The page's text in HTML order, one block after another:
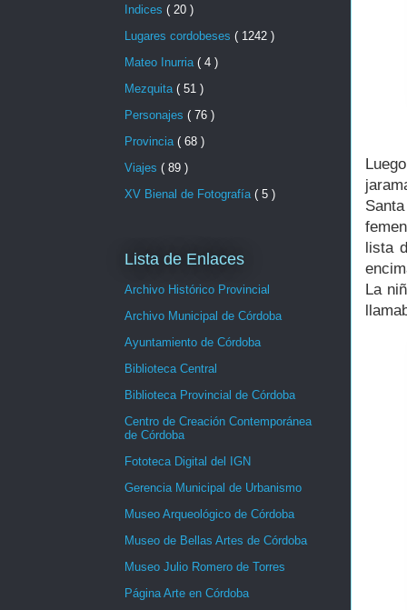
lista
La
Indices ( 20 )
Lugares cordobeses ( 1242 )
Mateo Inurria ( 4 )
Mezquita ( 51 )
Personajes ( 76 )
Provincia ( 68 )
Viajes ( 89 )
XV Bienal de Fotografía ( 5 )
Lista de Enlaces
Archivo Histórico Provincial
Archivo Municipal de Córdoba
Ayuntamiento de Córdoba
Biblioteca Central
Biblioteca Provincial de Córdoba
Centro de Creación Contemporánea
de Córdoba
Fototeca Digital del IGN
Gerencia Municipal de Urbanismo
Museo Arqueológico de Córdoba
Museo de Bellas Artes de Córdoba
Museo Julio Romero de Torres
Página Arte en Córdoba